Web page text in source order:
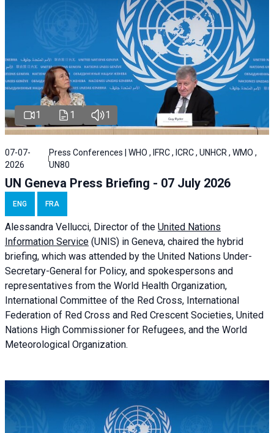
1 1 1
07-07-
2026
Press Conferences | WHO , IFRC , ICRC , UNHCR , WMO ,
UN80
UN Geneva Press Briefing - 07 July 2026
ENG FRA
Alessandra Vellucci, Director of the United Nations
Information Service (UNIS) in Geneva, chaired the hybrid
briefing, which was attended by the United Nations Under-
Secretary-General for Policy, and spokespersons and
representatives from the World Health Organization,
International Committee of the Red Cross, International
Federation of Red Cross and Red Crescent Societies, United
Nations High Commissioner for Refugees, and the World
Meteorological Organization.